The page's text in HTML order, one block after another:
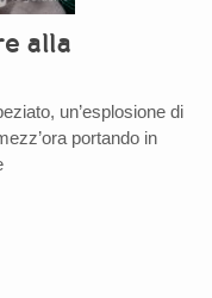
alla
un’esplosione di
portando in